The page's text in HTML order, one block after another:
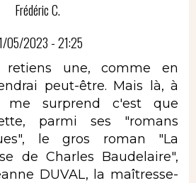
Frédéric C.
05/2023 - 21:25
retiens une, comme en
peut-être. Mais là, à
surprend c'est que
parmi ses "romans
le gros roman "La
de Charles Baudelaire",
DUVAL, la maîtresse-